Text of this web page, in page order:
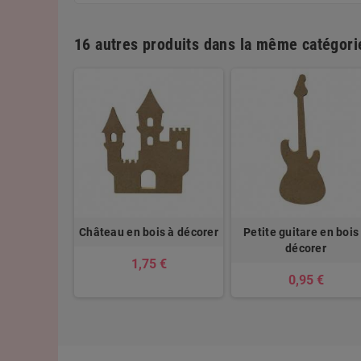
16 autres produits dans la même
Château en bois à décorer
1,75 €
Petite guitare en bois
décorer
0,95 €